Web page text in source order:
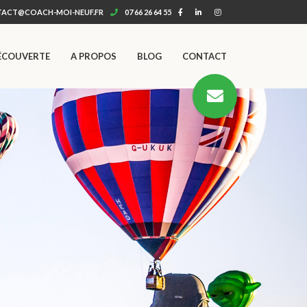
MOI-NEUF.FR 07 66 26 64 55
A PROPOS BLOG CONTACT